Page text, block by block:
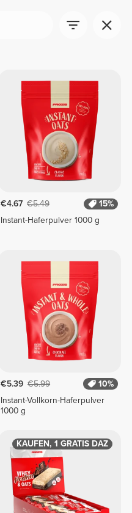
€4.67 €5.49
15%
Instant-Haferpulver 1000 g
€5.39 €5.99
10%
Instant-Vollkorn-Haferpulver
1000 g
1 KAUFEN, 1 GRATIS DAZU